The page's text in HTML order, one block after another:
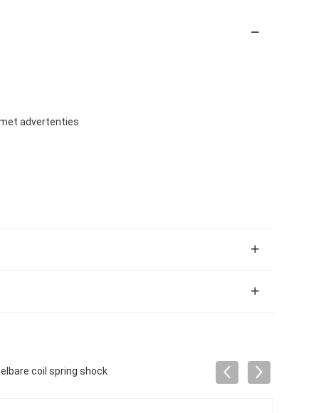
met advertenties
coil spring shock